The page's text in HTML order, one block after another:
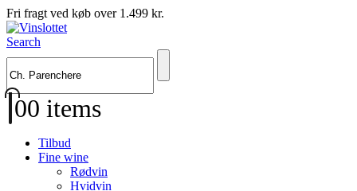
Fri fragt ved køb over 1.499 kr.
Search
00 items
Tilbud
Fine wine
Rødvin
Hvidvin